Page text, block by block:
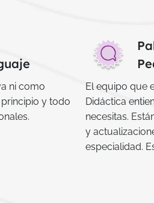
ni como
y todo
El equipo que
Didáctica
necesitas.
y
especialidad.